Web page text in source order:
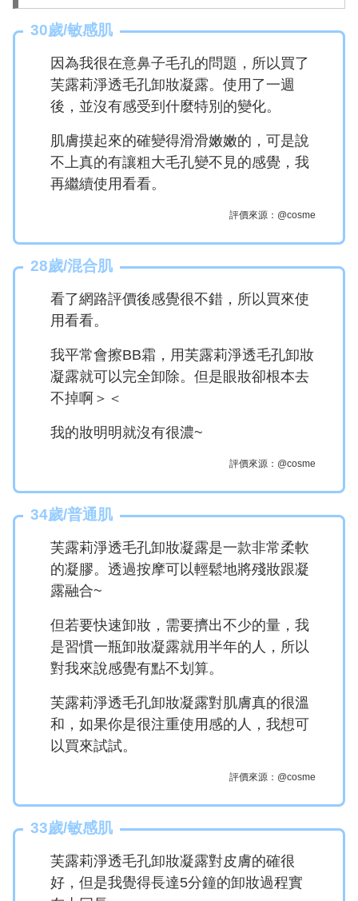
30歲/敏感肌
因為我很在意鼻子毛孔的問題，所以買了
芙露莉淨透毛孔卸妝凝露。使用了一週
後，並沒有感受到什麼特別的變化。
肌膚摸起來的確變得滑滑嫩嫩的，可是說
不上真的有讓粗大毛孔變不見的感覺，我
再繼續使用看看。
評價來源：@cosme
28歲/混合肌
看了網路評價後感覺很不錯，所以買來使
用看看。
我平常會擦BB霜，用芙露莉淨透毛孔卸妝
凝露就可以完全卸除。但是眼妝卻根本去
不掉啊＞＜
我的妝明明就沒有很濃~
評價來源：@cosme
34歲/普通肌
芙露莉淨透毛孔卸妝凝露是一款非常柔軟
的凝膠。透過按摩可以輕鬆地將殘妝跟凝
露融合~
但若要快速卸妝，需要擠出不少的量，我
是習慣一瓶卸妝凝露就用半年的人，所以
對我來說感覺有點不划算。
芙露莉淨透毛孔卸妝凝露對肌膚真的很溫
和，如果你是很注重使用感的人，我想可
以買來試試。
評價來源：@cosme
33歲/敏感肌
芙露莉淨透毛孔卸妝凝露對皮膚的確很
好，但是我覺得長達5分鐘的卸妝過程實